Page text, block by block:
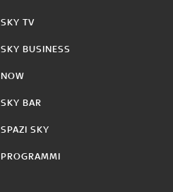
SKY TV
SKY BUSINESS
NOW
SKY BAR
SPAZI SKY
PROGRAMMI